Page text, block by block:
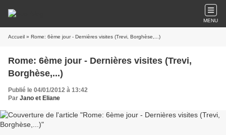
MENU
Accueil » Rome: 6ème jour - Dernières visites (Trevi, Borghèse,...)
Rome: 6ème jour - Dernières visites (Trevi,
Borghèse,...)
Publié le 04/01/2012 à 13:42
Par Jano et Eliane